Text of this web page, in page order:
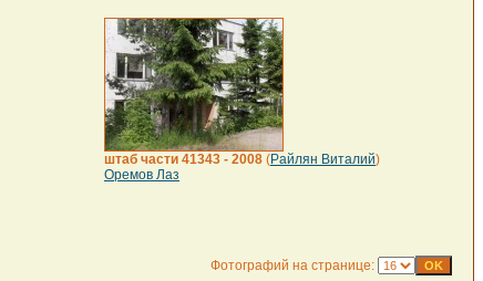
штаб части 41343 - 2008 (Райлян Виталий)
Оремов Лаз
Фотографий на странице: